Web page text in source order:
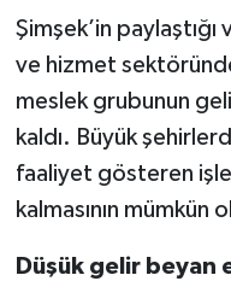
Şimşek’in
ve hizmet
meslek grubunun
kaldı. Büyük
faaliyet gösteren
kalmasının mümkün
Düşük gelir beyan